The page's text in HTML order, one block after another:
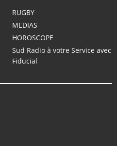
RUGBY
MEDIAS
HOROSCOPE
Sud Radio à votre Service avec
Fiducial